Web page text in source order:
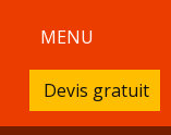
MENU
Devis gratuit